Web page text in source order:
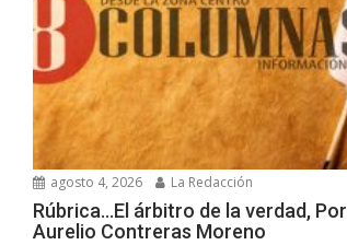
agosto 4, 2026 La Redacción
Rúbrica…El árbitro de la verdad, Por
Aurelio Contreras Moreno